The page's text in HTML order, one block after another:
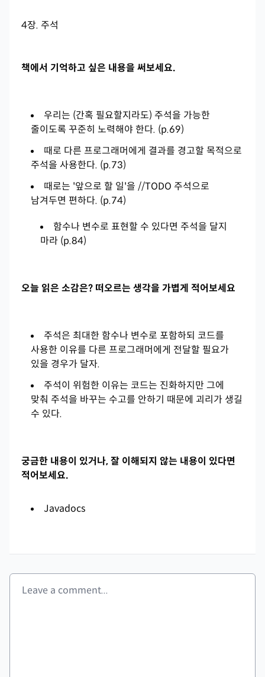
4장. 주석
책에서 기억하고 싶은 내용을 써보세요.
우리는 (간혹 필요할지라도) 주석을 가능한
줄이도록 꾸준히 노력해야 한다. (p.69)
때로 다른 프로그래머에게 결과를 경고할 목적으로
주석을 사용한다. (p.73)
때로는 '앞으로 할 일'을 //TODO 주석으로
남겨두면 편하다. (p.74)
함수나 변수로 표현할 수 있다면 주석을 달지
마라 (p.84)
오늘 읽은 소감은? 떠오르는 생각을 가볍게 적어보세요
주석은 최대한 함수나 변수로 포함하되 코드를
사용한 이유를 다른 프로그래머에게 전달할 필요가
있을 경우가 달자.
주석이 위험한 이유는 코드는 진화하지만 그에
맞춰 주석을 바꾸는 수고를 안하기 때문에 괴리가 생길
수 있다.
궁금한 내용이 있거나, 잘 이해되지 않는 내용이 있다면
적어보세요.
Javadocs